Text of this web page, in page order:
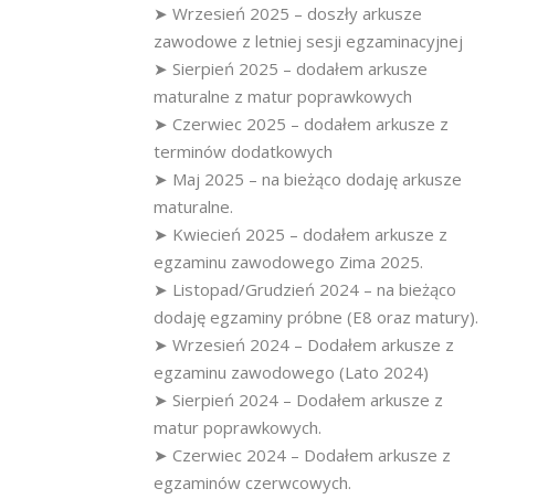
➤ Wrzesień 2025 – doszły arkusze
zawodowe z letniej sesji egzaminacyjnej
➤ Sierpień 2025 – dodałem arkusze
maturalne z matur poprawkowych
➤ Czerwiec 2025 – dodałem arkusze z
terminów dodatkowych
➤ Maj 2025 – na bieżąco dodaję arkusze
maturalne.
➤ Kwiecień 2025 – dodałem arkusze z
egzaminu zawodowego Zima 2025.
➤ Listopad/Grudzień 2024 – na bieżąco
dodaję egzaminy próbne (E8 oraz matury).
➤ Wrzesień 2024 – Dodałem arkusze z
egzaminu zawodowego (Lato 2024)
➤ Sierpień 2024 – Dodałem arkusze z
matur poprawkowych.
➤ Czerwiec 2024 – Dodałem arkusze z
egzaminów czerwcowych.